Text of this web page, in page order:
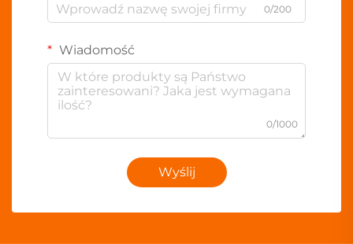
0/200
Wiadomość
0/1000
Wyślij